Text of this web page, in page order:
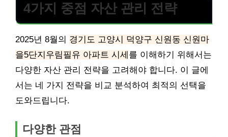
4가지 중점 자산 관리 전략
2025년 8월의 경기도 고양시 덕양구 신원동 신원마
을5단지우림필유 아파트 시세 를 이해하기 위해서는
다양한 자산 관리 전략을 고려해야 합니다. 이 글에
서는 네 가지 전략을 비교 분석하여 최적의 선택을
도와드립니다.
다양한 관점